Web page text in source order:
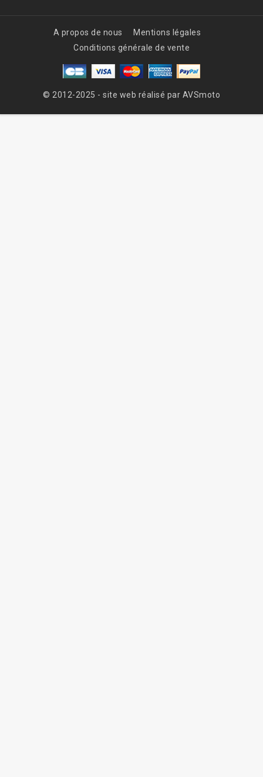
A propos de nous
Mentions légales
Conditions générale de vente
© 2012-2025 - site web réalisé par AVSmoto